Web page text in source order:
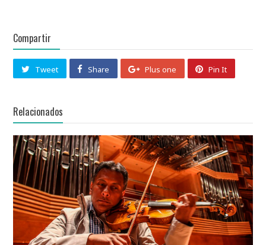
Compartir
Tweet Share Plus one Pin It
Relacionados